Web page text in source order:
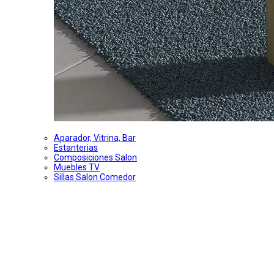
Aparador, Vitrina, Bar
Estanterias
Composiciones Salon
Muebles TV
Sillas Salon Comedor